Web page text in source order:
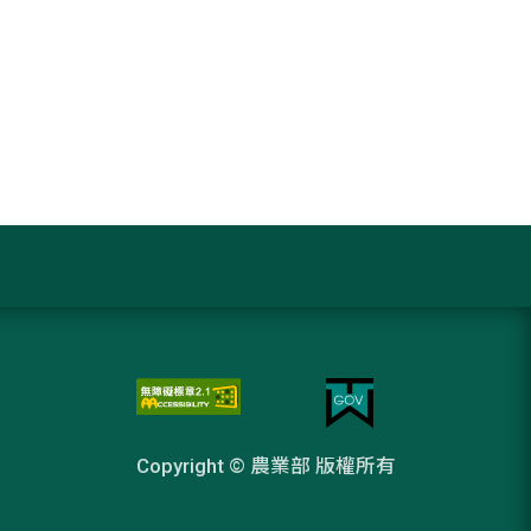
Copyright © 農業部 版權所有